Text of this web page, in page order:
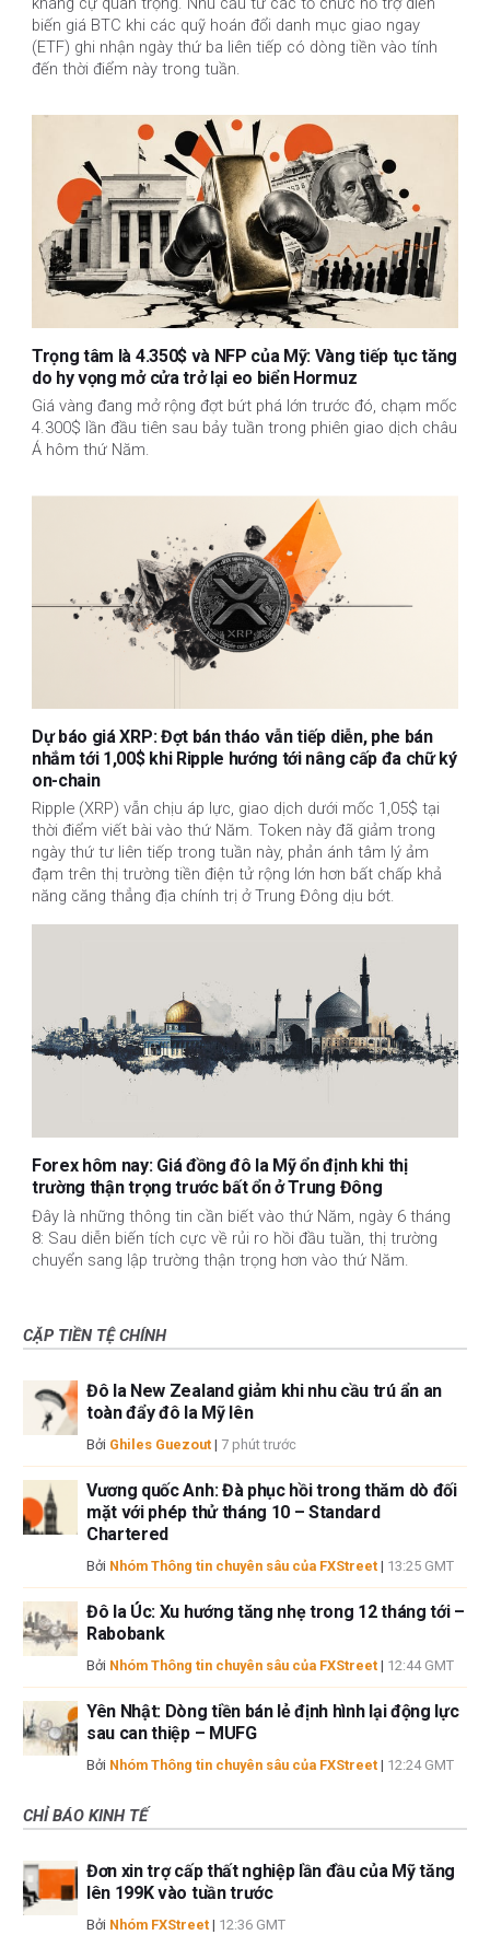
biến giá BTC khi các quỹ hoán đổi danh mục giao ngay
(ETF) ghi nhận ngày thứ ba liên tiếp có dòng tiền vào tính
đến thời điểm này trong tuần.
Trọng tâm là 4.350$ và NFP của Mỹ: Vàng tiếp tục tăng
do hy vọng mở cửa trở lại eo biển Hormuz
Giá vàng đang mở rộng đợt bứt phá lớn trước đó, chạm mốc
4.300$ lần đầu tiên sau bảy tuần trong phiên giao dịch châu
Á hôm thứ Năm.
Dự báo giá XRP: Đợt bán tháo vẫn tiếp diễn, phe bán
nhắm tới 1,00$ khi Ripple hướng tới nâng cấp đa chữ ký
on-chain
Ripple (XRP) vẫn chịu áp lực, giao dịch dưới mốc 1,05$ tại
thời điểm viết bài vào thứ Năm. Token này đã giảm trong
ngày thứ tư liên tiếp trong tuần này, phản ánh tâm lý ảm
đạm trên thị trường tiền điện tử rộng lớn hơn bất chấp khả
năng căng thẳng địa chính trị ở Trung Đông dịu bớt.
Forex hôm nay: Giá đồng đô la Mỹ ổn định khi thị
trường thận trọng trước bất ổn ở Trung Đông
Đây là những thông tin cần biết vào thứ Năm, ngày 6 tháng
8: Sau diễn biến tích cực về rủi ro hồi đầu tuần, thị trường
chuyển sang lập trường thận trọng hơn vào thứ Năm.
CẶP TIỀN TỆ CHÍNH
Đô la New Zealand giảm khi nhu cầu trú ẩn an
toàn đẩy đô la Mỹ lên
Bởi Ghiles Guezout | 7 phút trước
Vương quốc Anh: Đà phục hồi trong thăm dò đối
mặt với phép thử tháng 10 – Standard
Chartered
Bởi Nhóm Thông tin chuyên sâu của FXStreet | 13:25 GMT
Đô la Úc: Xu hướng tăng nhẹ trong 12 tháng tới –
Rabobank
Bởi Nhóm Thông tin chuyên sâu của FXStreet | 12:44 GMT
Yên Nhật: Dòng tiền bán lẻ định hình lại động lực
sau can thiệp – MUFG
Bởi Nhóm Thông tin chuyên sâu của FXStreet | 12:24 GMT
CHỈ BÁO KINH TẾ
Đơn xin trợ cấp thất nghiệp lần đầu của Mỹ tăng
lên 199K vào tuần trước
Bởi Nhóm FXStreet | 12:36 GMT